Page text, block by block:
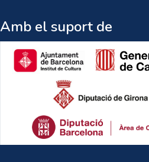
Amb el suport de